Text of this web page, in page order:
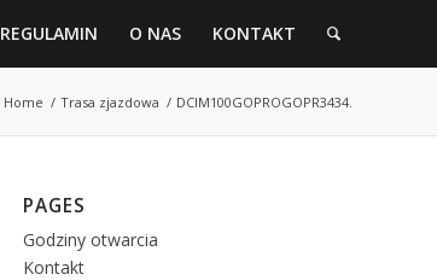
REGULAMIN O NAS KONTAKT
Home / Trasa zjazdowa / DCIM100GOPROGOPR3434.
PAGES
Godziny otwarcia
Kontakt